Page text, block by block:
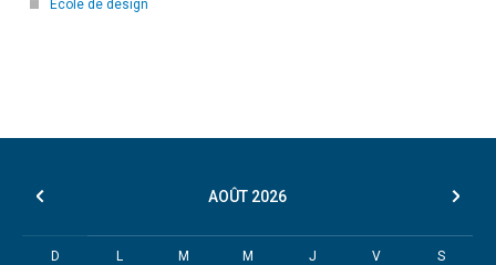
École de design
AOÛT 2026
D L M M J V S